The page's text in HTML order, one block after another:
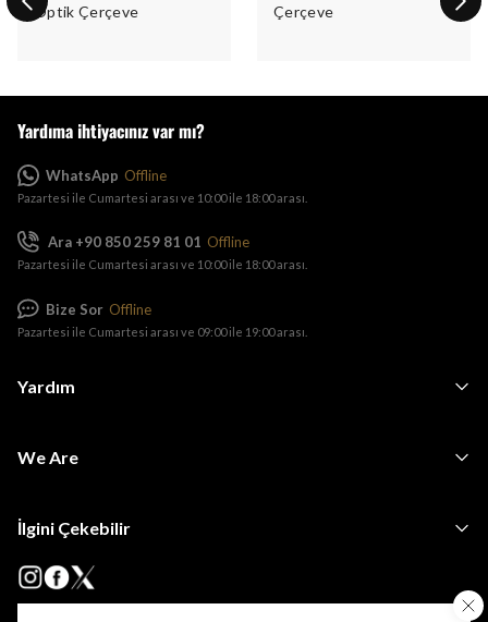
Optik Çerçeve
Çerçeve
Yardım
We Are
İlgini Çekebilir
Yardıma ihtiyacınız var mı?
WhatsApp Offline
Pazartesi ile Cumartesi arası ve 10:00 ile 18:00 arası.
Ara +90 850 259 81 01 Offline
Pazartesi ile Cumartesi arası ve 10:00 ile 18:00 arası.
Bize Sor Offline
Pazartesi ile Cumartesi arası ve 09:00 ile 19:00 arası.